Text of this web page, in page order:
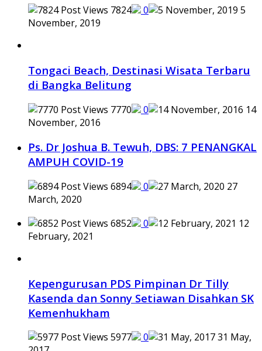
7824 0
5
November, 2019
Tongaci Beach, Destinasi Wisata Terbaru
di Bangka Belitung
7770 0
14
November, 2016
Ps. Dr Joshua B. Tewuh, DBS: 7 PENANGKAL
AMPUH COVID-19
6894 0
27
March, 2020
6852
0
12
February, 2021
Kepengurusan PDS Pimpinan Dr Tilly
Kasenda dan Sonny Setiawan Disahkan SK
Kemenhukham
5977 0
31 May,